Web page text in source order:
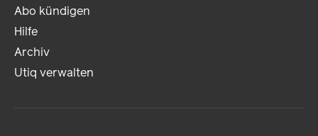
Abo kündigen
Hilfe
Archiv
Utiq verwalten